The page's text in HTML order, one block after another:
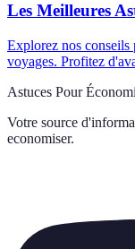
Les Meilleures
Explorez nos conseils
voyages. Profitez
Astuces Pour
Votre source
economiser.